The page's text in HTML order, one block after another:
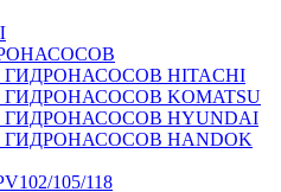
HITACHI
KOMATSU
HYUNDAI
HANDOK
105/118